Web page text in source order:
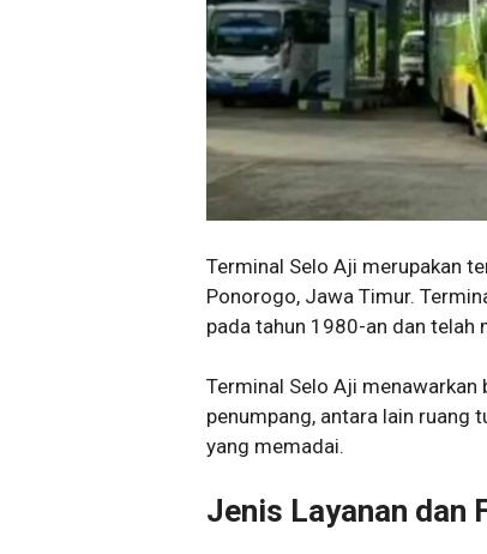
Terminal Selo Aji merupakan
Ponorogo, Jawa Timur.
pada tahun 1980-an dan telah
Terminal Selo Aji
penumpang, antara lain ruang
yang memadai.
Jenis Layanan dan